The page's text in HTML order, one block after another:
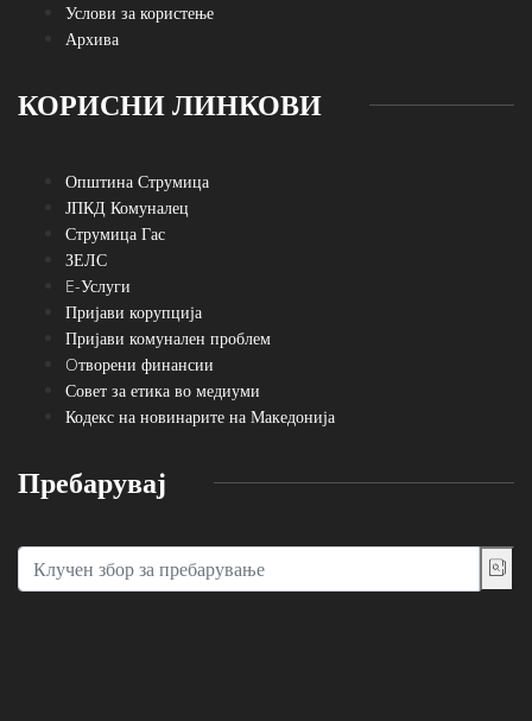
Услови за користење
Архива
КОРИСНИ ЛИНКОВИ
Општина Струмица
ЈПКД Комуналец
Струмица Гас
ЗЕЛС
E-Услуги
Пријави корупција
Пријави комунален проблем
Oтворени финансии
Совет за етика во медиуми
Кодекс на новинарите на Македонија
Пребарувај